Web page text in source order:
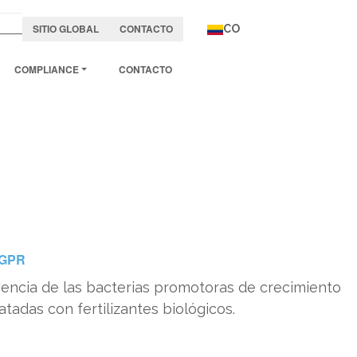
SITIO GLOBAL CONTACTO CO
COMPLIANCE CONTACTO
de las bacterias promotoras de crecimiento
con fertilizantes biológicos.